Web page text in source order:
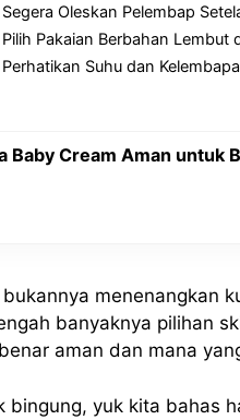
Oleskan Pelembap
Pakaian Berbahan Lembut
Suhu dan
Baby Cream Aman untuk
menenangkan
banyaknya pilihan
aman dan mana
bingung, yuk kita bahas